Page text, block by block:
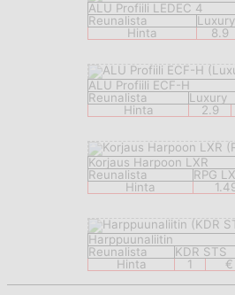
ALU Profiili LEDEC 4
Reunalista
Luxury
Hinta
8.9
ALU Profiili ECF-H
Reunalista
Luxury
Hinta
2.9
Korjaus Harpoon LXR
Reunalista
RPG
Hinta
Harppuunaliitin
Reunalista
KDR STS
Hinta
1 €